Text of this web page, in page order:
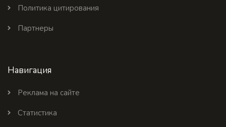
Политика цитирования
Партнеры
Навигация
Реклама на сайте
Статистика